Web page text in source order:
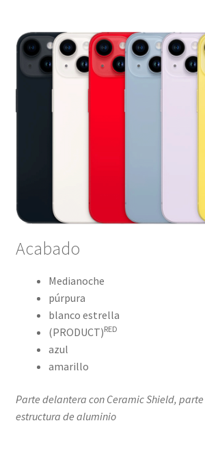
Acabado
Medianoche
púrpura
blanco estrella
(PRODUCT)RED
azul
amarillo
Parte delantera con Ceramic Shield,
estructura de aluminio